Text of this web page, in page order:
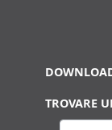
TROVARE